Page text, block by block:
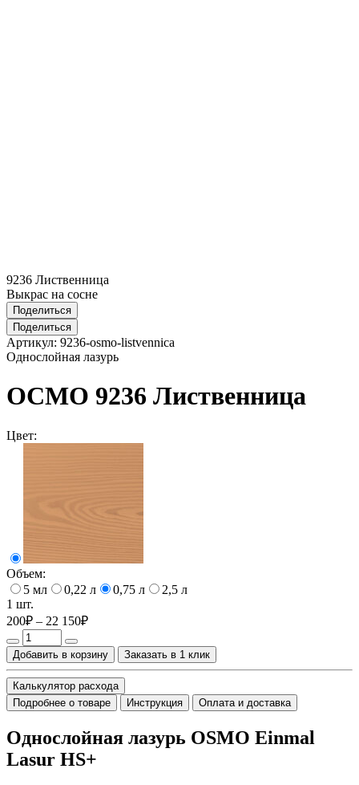
9236 Лиственница
Выкрас на сосне
Поделиться
Поделиться
Артикул: 9236-osmo-listvennica
Однослойная лазурь
ОСМО 9236 Лиственница
Цвет:
Объем:
5 мл
0,22 л 0,75 л
2,5 л
1 шт.
200₽ – 22 150₽
Добавить в корзину Заказать в 1 клик
Калькулятор расхода
Подробнее о товаре
Инструкция Оплата и доставка
Однослойная лазурь OSMO Einmal
Lasur HS+